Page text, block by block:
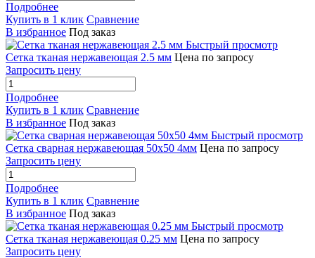
Подробнее
Купить в 1 клик Сравнение
В избранное Под заказ
Быстрый просмотр
Сетка тканая нержавеющая 2.5 мм Цена по запросу
Запросить цену
Подробнее
Купить в 1 клик Сравнение
В избранное Под заказ
Быстрый просмотр
Сетка сварная нержавеющая 50х50 4мм Цена по запросу
Запросить цену
Подробнее
Купить в 1 клик Сравнение
В избранное Под заказ
Быстрый просмотр
Сетка тканая нержавеющая 0.25 мм Цена по запросу
Запросить цену